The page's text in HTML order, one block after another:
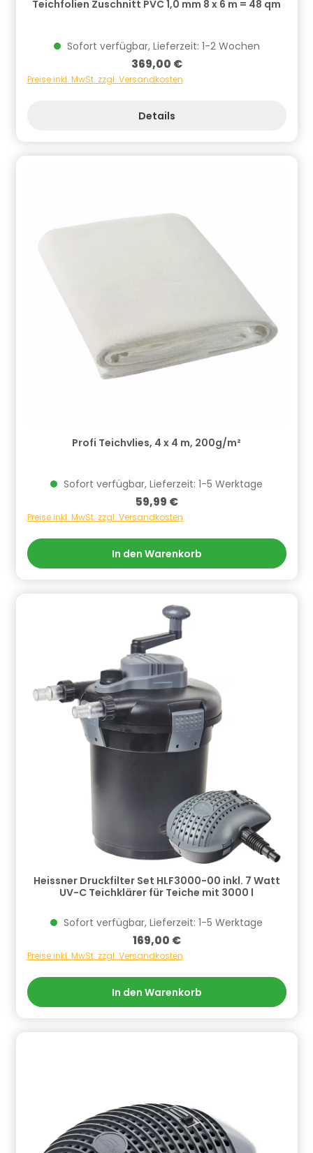
Teichfolien Zuschnitt PVC 1,0 mm 8 x 6 m = 48 qm
Sofort verfügbar, Lieferzeit: 1-2 Wochen
Regulärer Preis:
369,00 €
Preise inkl. MwSt. zzgl. Versandkosten
Details
Profi Teichvlies, 4 x 4 m, 200g/m²
Sofort verfügbar, Lieferzeit: 1-5 Werktage
Regulärer Preis:
59,99 €
Preise inkl. MwSt. zzgl. Versandkosten
In den Warenkorb
Heissner Druckfilter Set HLF3000-00 inkl. 7 Watt
UV-C Teichklärer für Teiche mit 3000 l
Sofort verfügbar, Lieferzeit: 1-5 Werktage
Regulärer Preis:
169,00 €
Preise inkl. MwSt. zzgl. Versandkosten
In den Warenkorb